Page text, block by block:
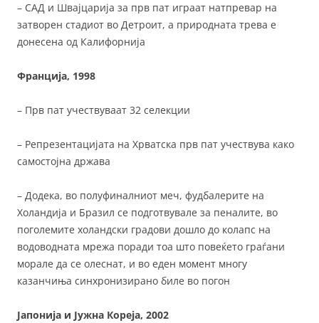
– САД и Швајцарија за прв пат играат натпревар на
затворен стадиот во Детроит, а природната трева е
донесена од Калифорнија
Франција, 1998
– Прв пат учествуваат 32 селекции
– Репрезентацијата на Хрватска прв пат учествува како
самостојна држава
– Додека, во полуфиналниот меч, фудбалерите на
Холандија и Бразил се подготвувале за пеналите, во
поголемите холандски градови дошло до колапс на
водоводната мрежа поради тоа што повеќето граѓани
морале да се олеснат, и во еден момент многу
казанчиња синхронизирано биле во погон
Јапонија и Јужна Кореја, 2002